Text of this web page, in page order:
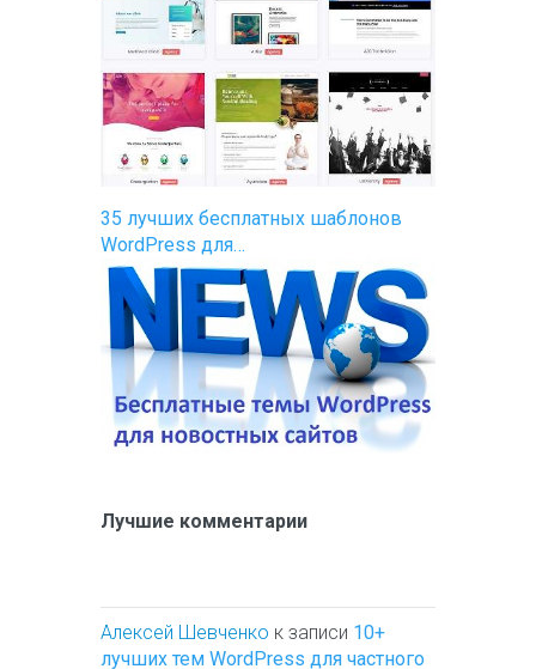
35 лучших бесплатных шаблонов
WordPress для…
Лучшие комментарии
Алексей Шевченко к записи 10+
лучших тем WordPress для частного